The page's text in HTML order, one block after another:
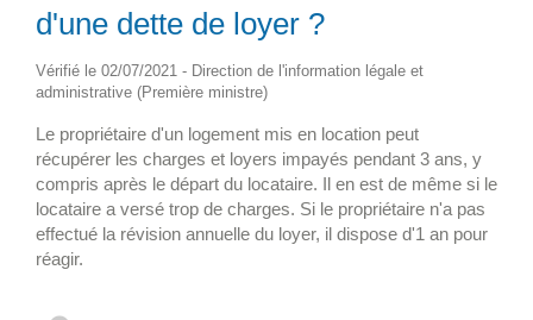
d'une dette de loyer ?
Vérifié le 02/07/2021 - Direction de l'information légale et
administrative (Première ministre)
Le propriétaire d'un logement mis en location peut
récupérer les charges et loyers impayés pendant 3 ans, y
compris après le départ du locataire. Il en est de même si le
locataire a versé trop de charges. Si le propriétaire n'a pas
effectué la révision annuelle du loyer, il dispose d'1 an pour
réagir.